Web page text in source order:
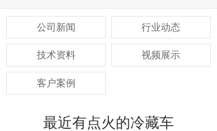
公司新闻 行业动态
技术资料 视频展示
客户案例
最近有点火的冷藏车